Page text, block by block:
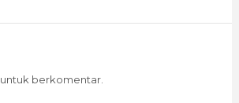
untuk berkomentar.